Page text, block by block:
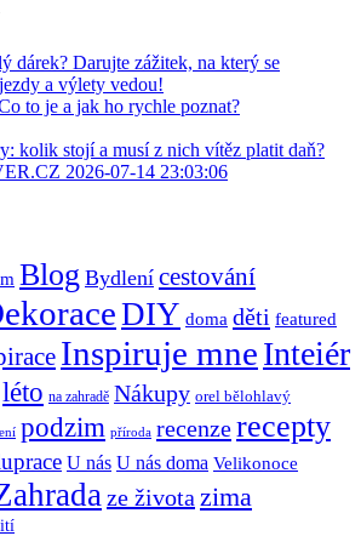
dárek? Darujte zážitek, na který se
a výlety vedou!
to je a jak ho rychle poznat?
kolik stojí a musí z nich vítěz platit daň?
2026-07-14 23:03:06
Blog Bydlení cestování
DIY doma děti featured
Inspiruje mneInteiér
léto na zahradě Nákupy orel bělohlavý
podzim příroda recenzerecepty
U nás U nás doma Velikonoce
ze života zima